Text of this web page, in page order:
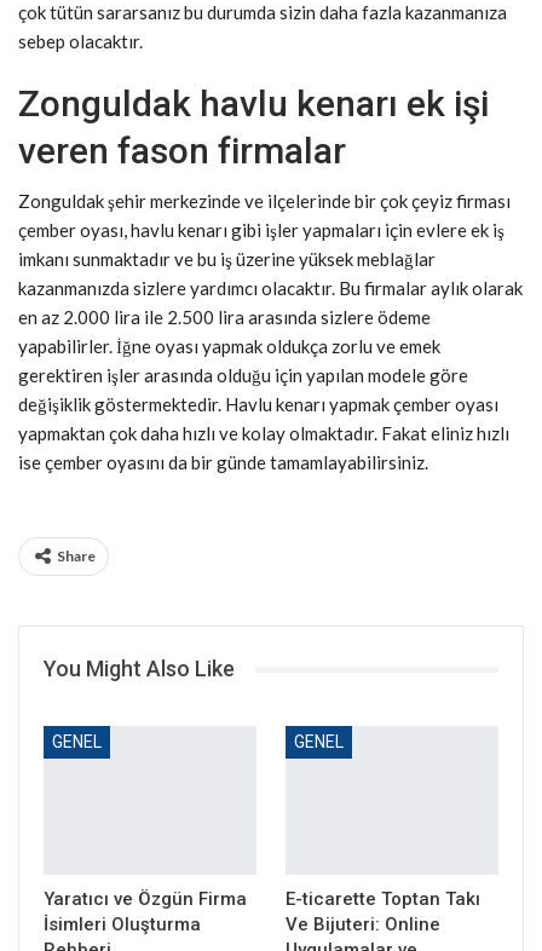
çok tütün sararsanız bu durumda sizin daha fazla kazanmanıza
sebep olacaktır.
Zonguldak havlu kenarı ek işi
veren fason firmalar
Zonguldak şehir merkezinde ve ilçelerinde bir çok çeyiz firması
çember oyası, havlu kenarı gibi işler yapmaları için evlere ek iş
imkanı sunmaktadır ve bu iş üzerine yüksek meblağlar
kazanmanızda sizlere yardımcı olacaktır. Bu firmalar aylık olarak
en az 2.000 lira ile 2.500 lira arasında sizlere ödeme
yapabilirler. İğne oyası yapmak oldukça zorlu ve emek
gerektiren işler arasında olduğu için yapılan modele göre
değişiklik göstermektedir. Havlu kenarı yapmak çember oyası
yapmaktan çok daha hızlı ve kolay olmaktadır. Fakat eliniz hızlı
ise çember oyasını da bir günde tamamlayabilirsiniz.
Share
You Might Also Like
GENEL
Yaratıcı ve Özgün Firma
İsimleri Oluşturma
GENEL
E-ticarette Toptan Takı
Ve Bijuteri: Online